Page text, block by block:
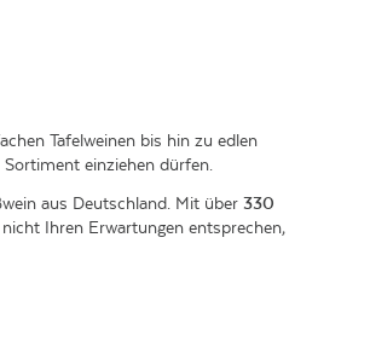
Tafelweinen bis hin zu edlen
einziehen dürfen.
aus Deutschland. Mit über 330
Ihren Erwartungen entsprechen,